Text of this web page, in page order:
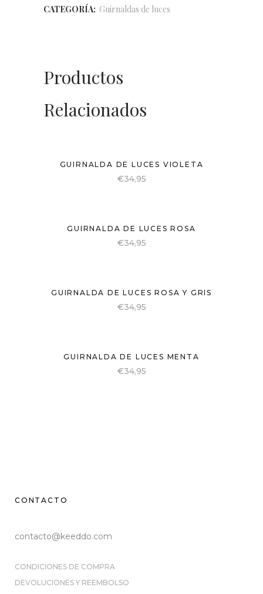
CATEGORÍA: Guirnaldas de luces
Productos
Relacionados
GUIRNALDA DE LUCES VIOLETA
€34,95
GUIRNALDA DE LUCES ROSA
€34,95
GUIRNALDA DE LUCES ROSA Y GRIS
€34,95
GUIRNALDA DE LUCES MENTA
€34,95
CONTACTO
contacto@keeddo.com
CONDICIONES DE COMPRA
DEVOLUCIONES Y REEMBOLSO